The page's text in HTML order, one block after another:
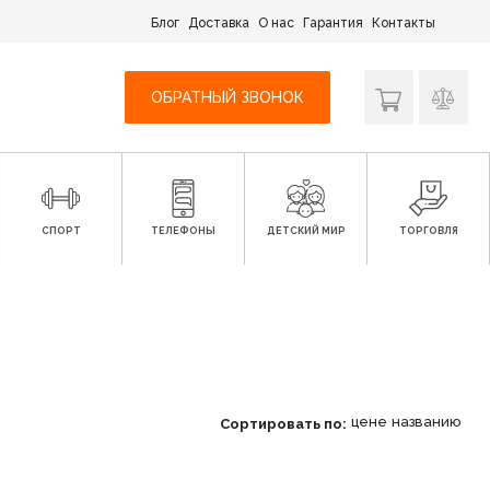
Блог Доставка О нас Гарантия Контакты
ОБРАТНЫЙ ЗВОНОК
СПОРТ ТЕЛЕФОНЫ ДЕТСКИЙ МИР ТОРГОВЛЯ
Сортировать по: цене названию